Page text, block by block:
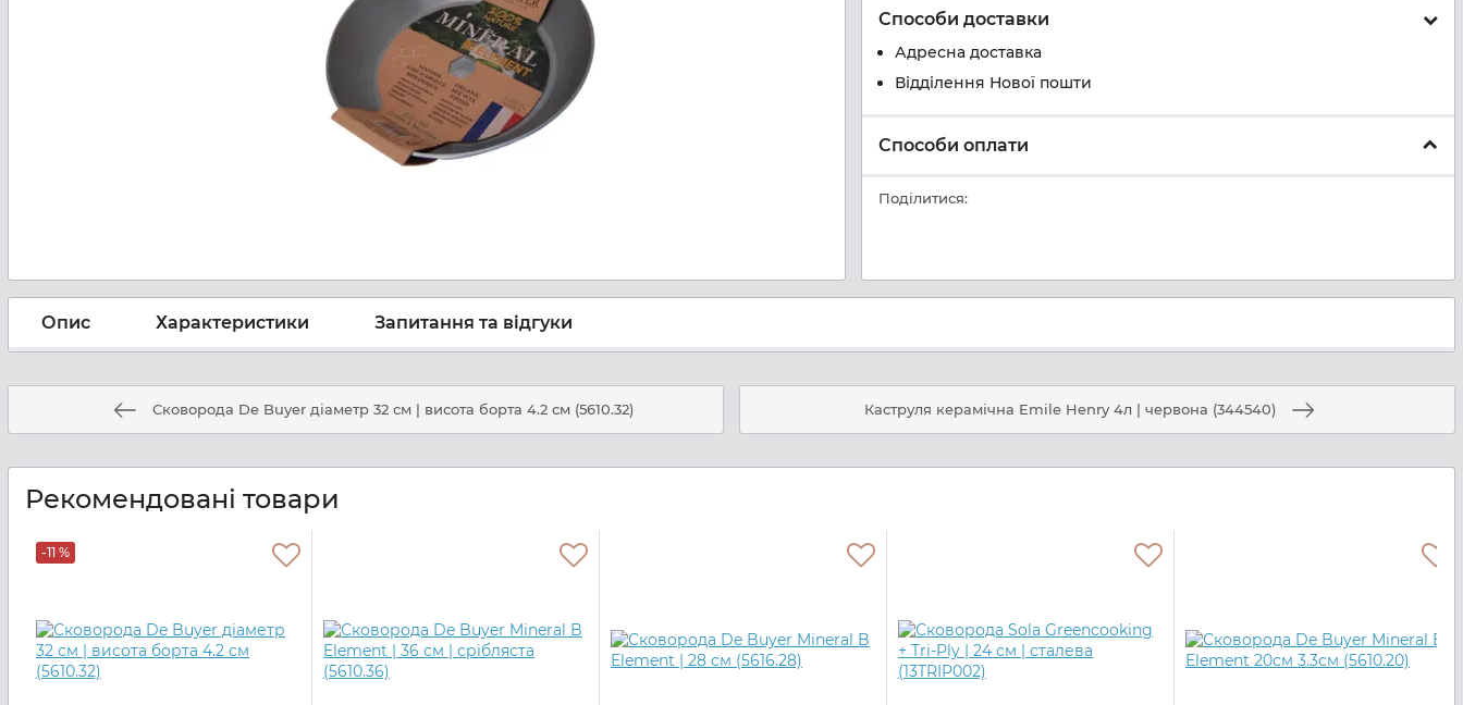
Способи доставки
Адресна доставка
Відділення Нової пошти
Способи оплати
Поділитися:
Опис Характеристики Запитання та відгуки
Сковорода De Buyer діаметр 32 см | висота борта 4.2 см (5610.32) Каструля керамічна Emile Henry 4л | червона (344540)
Рекомендовані товари
-11 %